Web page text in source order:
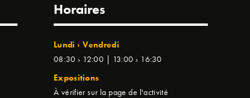
Horaires
Lundi › Vendredi
08:30 › 12:00 | 13:00 › 16:30
Expositions
À vérifier sur la page de l'activité